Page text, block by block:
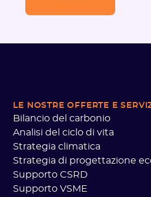
LE NOSTRE OFFERTE E
Bilancio del carbonio
Analisi del ciclo di vita
Strategia climatica
Strategia di progettazione
Supporto CSRD
Supporto VSME